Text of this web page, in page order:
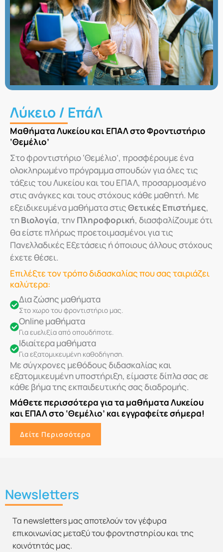
Λύκειο / ΕπάΛ
Μαθήματα Λυκείου και ΕΠΑΛ στο Φροντιστήριο
‘Θεμέλιο’
Στο φροντιστήριο ‘Θεμέλιο’, προσφέρουμε ένα
ολοκληρωμένο πρόγραμμα σπουδών για όλες τις
τάξεις του Λυκείου και του ΕΠΑΛ, προσαρμοσμένο
στις ανάγκες και τους στόχους κάθε μαθητή. Με
εξειδικευμένα μαθήματα στιςΘετικές Επιστήμες,
τηΒιολογία, τηνΠληροφορική, διασφαλίζουμε ότι
θα είστε πλήρως προετοιμασμένοι για τις
Πανελλαδικές Εξετάσεις ή όποιους άλλους στόχους
έχετε θέσει.
Επιλέξτε τον τρόπο διδασκαλίας που σας ταιριάζει
καλύτερα:
Δια ζώσης μαθήματα
Στο χωρο του φροντιστήριο μας.
Online μαθήματα
Για ευελιξία από οπουδήποτε.
Ιδιαίτερα μαθήματα
Για εξατομικευμένη καθοδήγηση.
Με σύγχρονες μεθόδους διδασκαλίας και
εξατομικευμένη υποστήριξη, είμαστε δίπλα σας σε
κάθε βήμα της εκπαιδευτικής σας διαδρομής.
Μάθετε περισσότερα για τα μαθήματα Λυκείου
και ΕΠΑΛ στο ‘Θεμέλιο’ και εγγραφείτε σήμερα!
Δείτε Περισσότερα
Newsletters
Τα newsletters μας αποτελούν τον γέφυρα
επικοινωνίας μεταξύ του φροντηστηρίου και της
κοινότητάς μας.